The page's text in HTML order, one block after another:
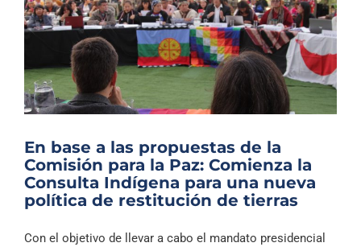
Programación
Podcast
Noticias
Columnas
Música Clásica
En base a las propuestas de la
Comisión para la Paz: Comienza la
Consulta Indígena para una nueva
política de restitución de tierras
Con el objetivo de llevar a cabo el mandato presidencial